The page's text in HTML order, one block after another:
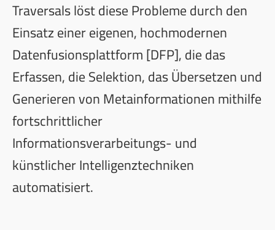
Traversals löst diese Probleme durch den
Einsatz einer eigenen, hochmodernen
Datenfusionsplattform [DFP], die das
Erfassen, die Selektion, das Übersetzen und
Generieren von Metainformationen mithilfe
fortschrittlicher
Informationsverarbeitungs- und
künstlicher Intelligenztechniken
automatisiert.